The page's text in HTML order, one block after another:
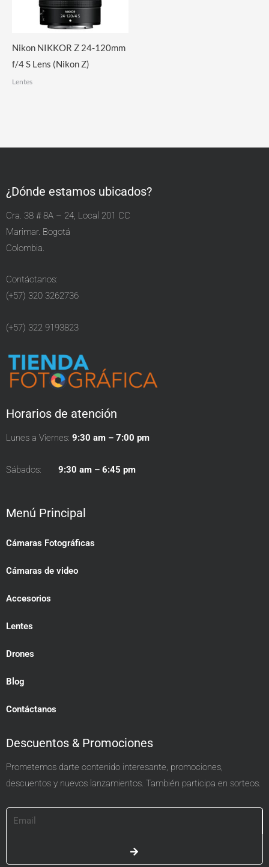
Nikon NIKKOR Z 24-120mm
f/4 S Lens (Nikon Z)
Lentes
¿Dónde estamos ubicados?
Cra. 38 # 8A – 24, Local 201 CC
Marimar. Bogotá
Colombia.
Contáctanos:
(+57) 320 3262736
(+57) 322 9193823
Horarios de atención
Lunes a Viernes: 9:30 am – 7:00 pm
Sábados: 9:30 am – 6:45 pm
Menú Principal
Cámaras Fotográficas
Cámaras de video
Accesorios
Lentes
Drones
Blog
Contáctanos
Descuentos & Promociones
Prometemos darte contenido interesante, promociones,
descuentos y nuevos lanzamientos. También participa en sorteos.
Email